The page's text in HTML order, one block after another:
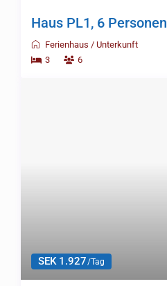
Haus PL1, 6 Personen
Ferienhaus /Unterkunft
3
6
SEK 1.927/Tag